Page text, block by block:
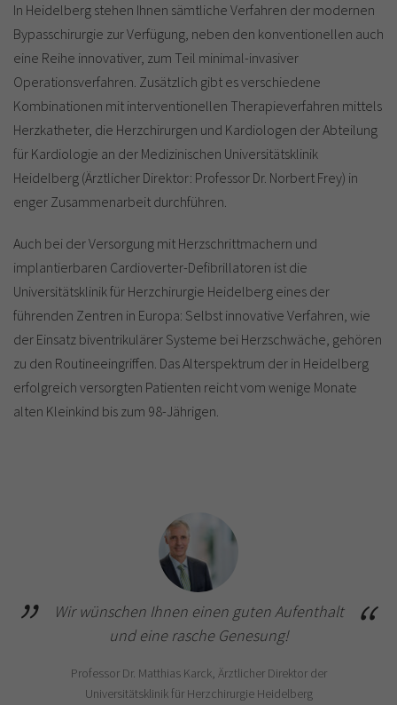
In Heidelberg stehen Ihnen sämtliche Verfahren der modernen
Bypasschirurgie zur Verfügung, neben den konventionellen auch
eine Reihe innovativer, zum Teil minimal-invasiver
Operationsverfahren. Zusätzlich gibt es verschiedene
Kombinationen mit interventionellen Therapieverfahren mittels
Herzkatheter, die Herzchirurgen und Kardiologen der Abteilung
für Kardiologie an der Medizinischen Universitätsklinik
Heidelberg (Ärztlicher Direktor: Professor Dr. Norbert Frey) in
enger Zusammenarbeit durchführen.
Auch bei der Versorgung mit Herzschrittmachern und
implantierbaren Cardioverter-Defibrillatoren ist die
Universitätsklinik für Herzchirurgie Heidelberg eines der
führenden Zentren in Europa: Selbst innovative Verfahren, wie
der Einsatz biventrikulärer Systeme bei Herzschwäche, gehören
zu den Routineeingriffen. Das Alterspektrum der in Heidelberg
erfolgreich versorgten Patienten reicht vom wenige Monate
alten Kleinkind bis zum 98-Jährigen.
Wir wünschen Ihnen einen guten Aufenthalt
und eine rasche Genesung!
Professor Dr. Matthias Karck, Ärztlicher Direktor der
Universitätsklinik für Herzchirurgie Heidelberg